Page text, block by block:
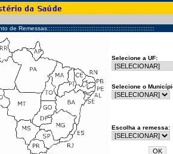
de Remessas::::::::::::::::::::::::::::::::::::::::::::::::::::::::::::
Selecione a UF:
Selecione o
Escolha a remessa: